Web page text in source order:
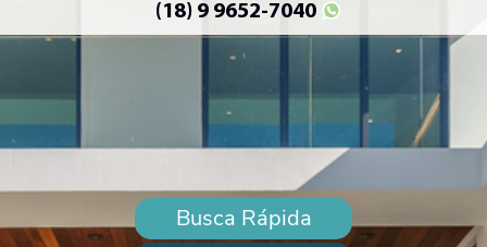
(18) 9 9652-7040
Busca Rápida